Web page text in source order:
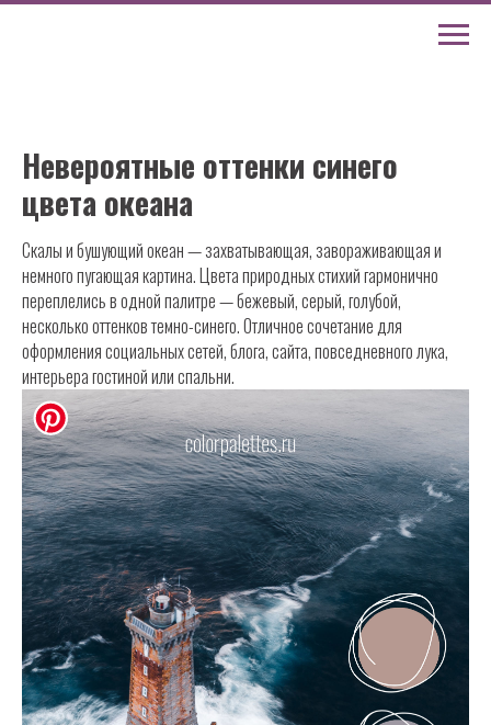
Невероятные оттенки синего
цвета океана
Скалы и бушующий океан — захватывающая, завораживающая и
немного пугающая картина. Цвета природных стихий гармонично
переплелись в одной палитре — бежевый, серый, голубой,
несколько оттенков темно-синего. Отличное сочетание для
оформления социальных сетей, блога, сайта, повседневного лука,
интерьера гостиной или спальни.